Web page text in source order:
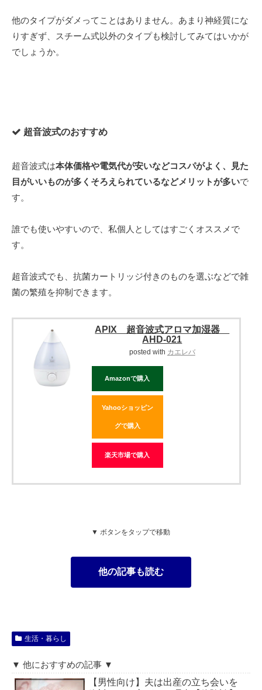
他のタイプがダメってことはありません。あまり神経質にな
りすぎず、スチーム式以外のタイプも検討してみてはいかが
でしょうか。
超音波式のおすすめ
超音波式は本体価格や電気代が安いなどコスパがよく、見た
目がいいものが多くそろえられているなどメリットが多いで
す。
誰でも使いやすいので、私個人としてはすごくオススメで
す。
超音波式でも、抗菌カートリッジ付きのものを選ぶなどで雑
菌の繁殖を抑制できます。
APIX 超音波式アロマ加湿器
AHD-021
posted with カエレバ
Amazonで購入
Yahooショッピン
グで購入
楽天市場で購入
▼ ボタンをタップで移動
他の記事も読む
生活・暮らし
▼ 他におすすめの記事 ▼
【男性向け】夫は出産の立ち会いを